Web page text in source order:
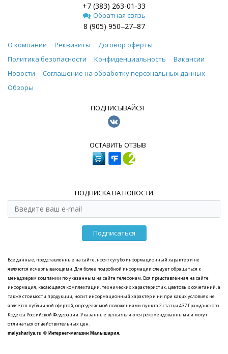
+7 (383) 263-01-33
Обратная связь
8 (905) 950‒27‒87
О компании Реквизиты
Договор оферты
Политика безопасности
Конфиденциальность
Вакансии
Новости
Соглашение на обработку персональных данных
Обзоры
ПОДПИСЫВАЙСЯ
ОСТАВИТЬ ОТЗЫВ
ПОДПИСКА НА НОВОСТИ
Подписаться
Все данные, представленные на сайте, носят сугубо информационный характер и не
являются исчерпывающими. Для более подробной информации следует обращаться к
менеджерам компании по указанным на сайте телефонам. Вся представленная на сайте
информация, касающаяся комплектации, технических характеристик, цветовых сочетаний, а
также стоимости продукции, носит информационный характер и ни при каких условиях не
является публичной офертой, определяемой положениями пункта 2 статьи 437 Гражданского
Кодекса Российской Федерации. Указанные цены являются рекомендованными и могут
отличаться от действительных цен.
malyshariya.ru © Интернет-магазин Малышария.